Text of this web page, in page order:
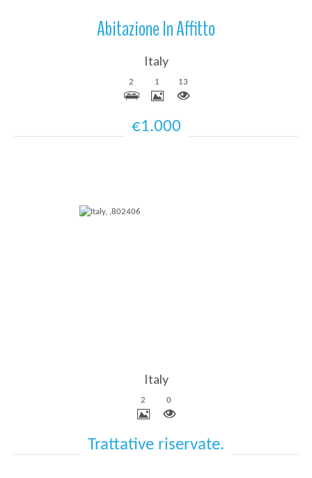
Abitazione In Affitto
Italy
2 1 13
€1.000
Italy
2 0
Trattative riservate.